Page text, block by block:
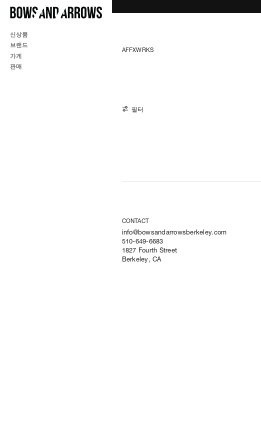
신상품
브랜드
가게
판매
AFFXWRKS
필터
0 제품
CONTACT
info@bowsandarrowsberkeley.com
510-649-6683
1827 Fourth Street
Berkeley, CA
NEWSLETTER
이메일 주소